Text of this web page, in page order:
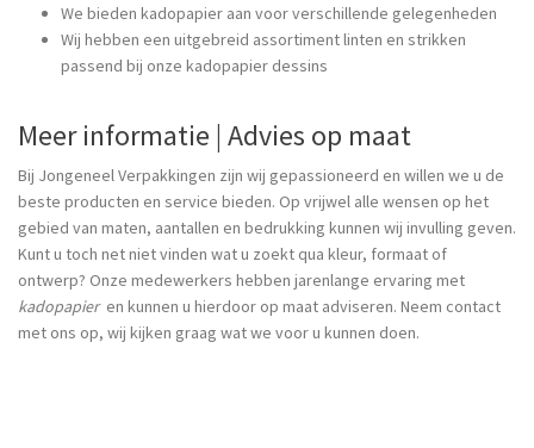
We bieden kadopapier aan voor verschillende gelegenheden
Wij hebben een uitgebreid assortiment linten en strikken
passend bij onze kadopapier dessins
Meer informatie | Advies op maat
Bij Jongeneel Verpakkingen zijn wij gepassioneerd en willen we u de
beste producten en service bieden. Op vrijwel alle wensen op het
gebied van maten, aantallen en bedrukking kunnen wij invulling geven.
Kunt u toch net niet vinden wat u zoekt qua kleur, formaat of
ontwerp? Onze medewerkers hebben jarenlange ervaring met
kadopapieren kunnen u hierdoor op maat adviseren. Neem contact
met ons op, wij kijken graag wat we voor u kunnen doen.